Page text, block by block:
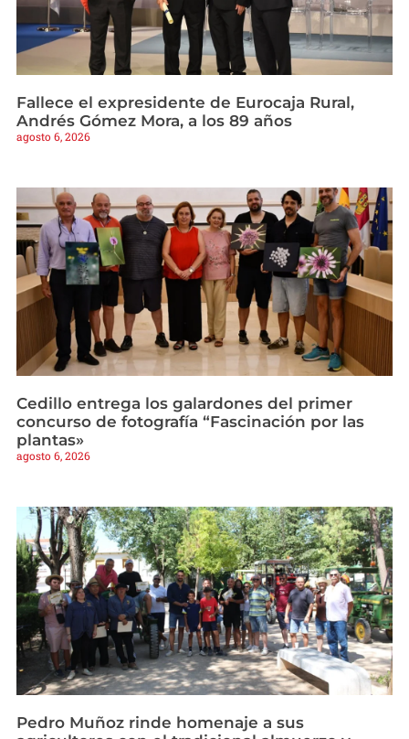
Fallece el expresidente de Eurocaja Rural,
Andrés Gómez Mora, a los 89 años
agosto 6, 2026
Cedillo entrega los galardones del primer
concurso de fotografía “Fascinación por las
plantas»
agosto 6, 2026
Pedro Muñoz rinde homenaje a sus